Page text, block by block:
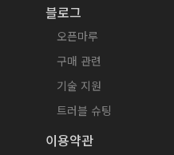
블로그
오픈마루
구매 관련
기술 지원
트러블 슈팅
이용약관